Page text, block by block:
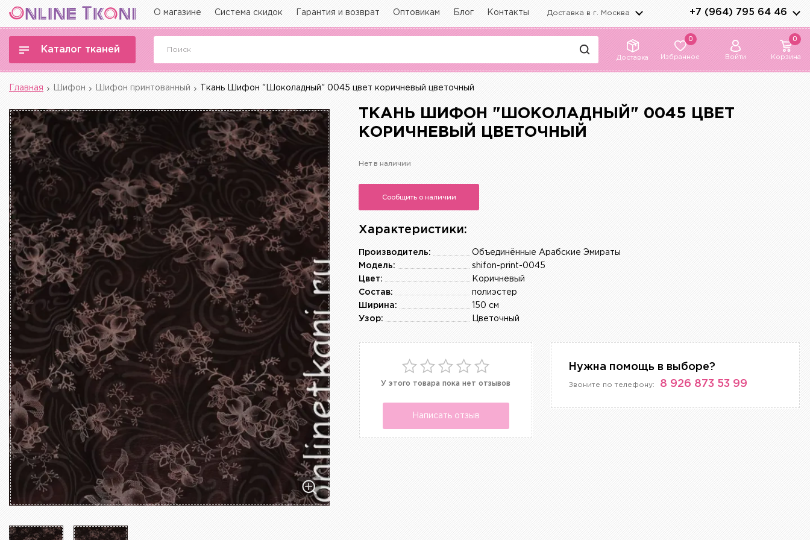
О магазине Система скидок Гарантия и возврат Оптовикам Блог Контакты Доставка в г. Москва +7 (964) 795 64 46
Каталог тканей
Доставка
0
Избранное Войти
0
Корзина
Главная Шифон Шифон принтованный Ткань Шифон "Шоколадный" 0045 цвет коричневый цветочный
ТКАНЬ ШИФОН "ШОКОЛАДНЫЙ" 0045 ЦВЕТ
КОРИЧНЕВЫЙ ЦВЕТОЧНЫЙ
Нет в наличии
Сообщить о наличии
Характеристики:
Объединённые Арабские Эмираты
Производитель:
shifon-print-0045
Модель:
Коричневый
Цвет:
полиэстер
Состав:
150 см
Ширина:
Цветочный
Узор:
У этого товара пока нет отзывов
Написать отзыв
Нужна помощь в выборе?
Звоните по телефону: 8 926 873 53 99